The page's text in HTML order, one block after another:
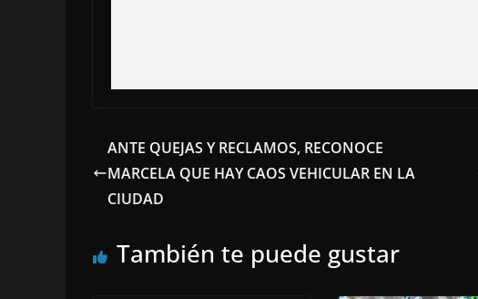
ANTE QUEJAS Y RECLAMOS, RECONOCE
MARCELA QUE HAY CAOS VEHICULAR EN LA
CIUDAD
También te puede gustar